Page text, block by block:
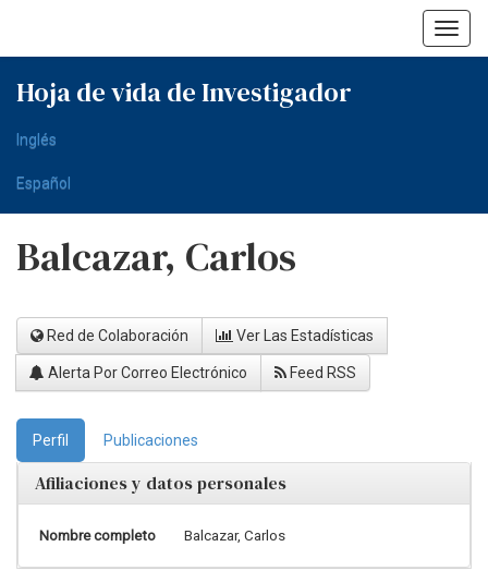
Hoja de vida de Investigador
Inglés
Español
Balcazar, Carlos
Red de Colaboración Ver Las Estadísticas
Alerta Por Correo Electrónico Feed RSS
Perfil Publicaciones
Afiliaciones y datos personales
Nombre completo Balcazar, Carlos